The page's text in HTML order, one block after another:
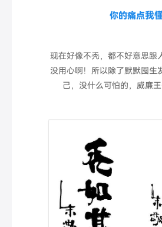
你的痛点我
现在好像不秃，都不好意思跟
没用心啊！所以除了默默囤生
己，没什么可怕的，威廉王